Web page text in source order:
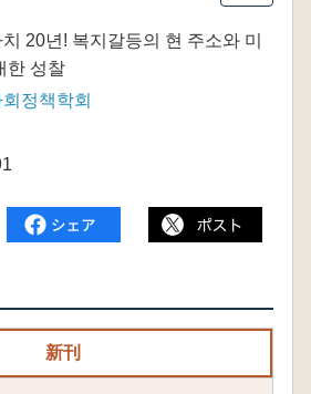
20년! 복지갈등의 현 주소와 미
한 성찰
정책학회
新刊